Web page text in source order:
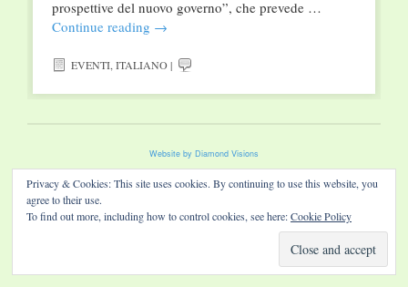
prospettive del nuovo governo”, che prevede …
Continue reading →
EVENTI,ITALIANO|
Website by Diamond Visions
Privacy & Cookies: This site uses cookies. By continuing to use this website, you
agree to their use.
To find out more, including how to control cookies, see here:Cookie Policy